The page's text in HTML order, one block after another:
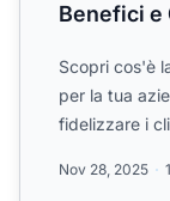
Benefici e
Scopri cos'è
per la tua
fidelizzare i
Nov 28, 2025